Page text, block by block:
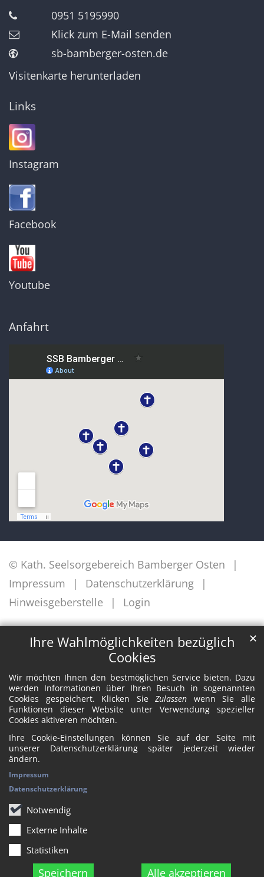
Ihre Wahlmöglichkeiten bezüglich
Cookies
Wir möchten Ihnen den bestmöglichen Service bieten. Dazu
werden Informationen über Ihren Besuch in sogenannten
Cookies gespeichert. Klicken SieZulassen wenn Sie alle
Funktionen dieser Website unter Verwendung spezieller
Cookies aktiveren möchten.
Ihre Cookie-Einstellungen können Sie auf der Seite mit
unserer Datenschutzerklärung später jederzeit wieder
ändern.
Notwendig
Externe Inhalte
Statistiken
Speichern Alle akzeptieren
✕
Impressum
Datenschutzerklärung
0951 5195990
Klick zum E-Mail senden
sb-bamberger-osten.de
Visitenkarte herunterladen
Links
Instagram
Facebook
Youtube
Anfahrt
© Kath. Seelsorgebereich Bamberger Osten
Impressum
Datenschutzerklärung
Hinweisgeberstelle
Login